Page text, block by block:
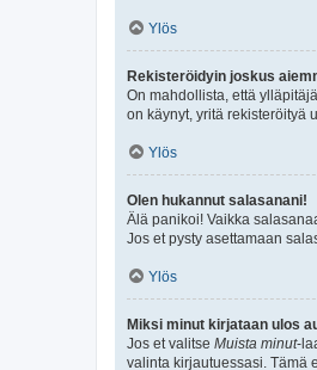
Ylös
Rekisteröidyin joskus
On mahdollista, että
on käynyt, yritä rekisteröityä
Ylös
Olen hukannut salasanani!
Älä panikoi! Vaikka
Jos et pysty asettamaan
Ylös
Miksi minut kirjataan ulos
Jos et valitse Muista minut-
valinta kirjautuessasi. Tämä